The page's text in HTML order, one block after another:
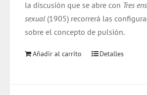
la discusión que se abre con Tres
sexual (1905) recorrerá las
sobre el concepto de pulsión.
Añadir al carrito Detalles